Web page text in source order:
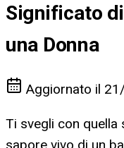
Significato
una Donna
Aggiornato il
Ti svegli con